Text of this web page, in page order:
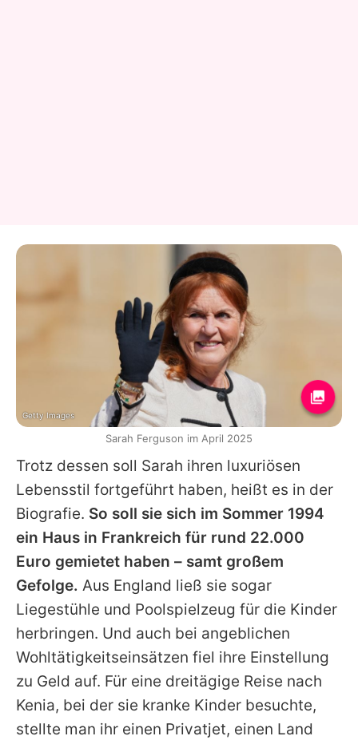
Trotz dessen soll Sarah ihren luxuriösen
Lebensstil fortgeführt haben, heißt es in der
Biografie. So soll sie sich im Sommer 1994
ein Haus in Frankreich für rund 22.000
Euro gemietet haben – samt großem
Gefolge. Aus England ließ sie sogar
Liegestühle und Poolspielzeug für die Kinder
herbringen. Und auch bei angeblichen
Wohltätigkeitseinsätzen fiel ihre Einstellung
zu Geld auf. Für eine dreitägige Reise nach
Kenia, bei der sie kranke Kinder besuchte,
stellte man ihr einen Privatjet, einen Land
Getty Images
Sarah Ferguson im April 2025